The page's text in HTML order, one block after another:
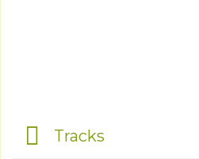
Tracks